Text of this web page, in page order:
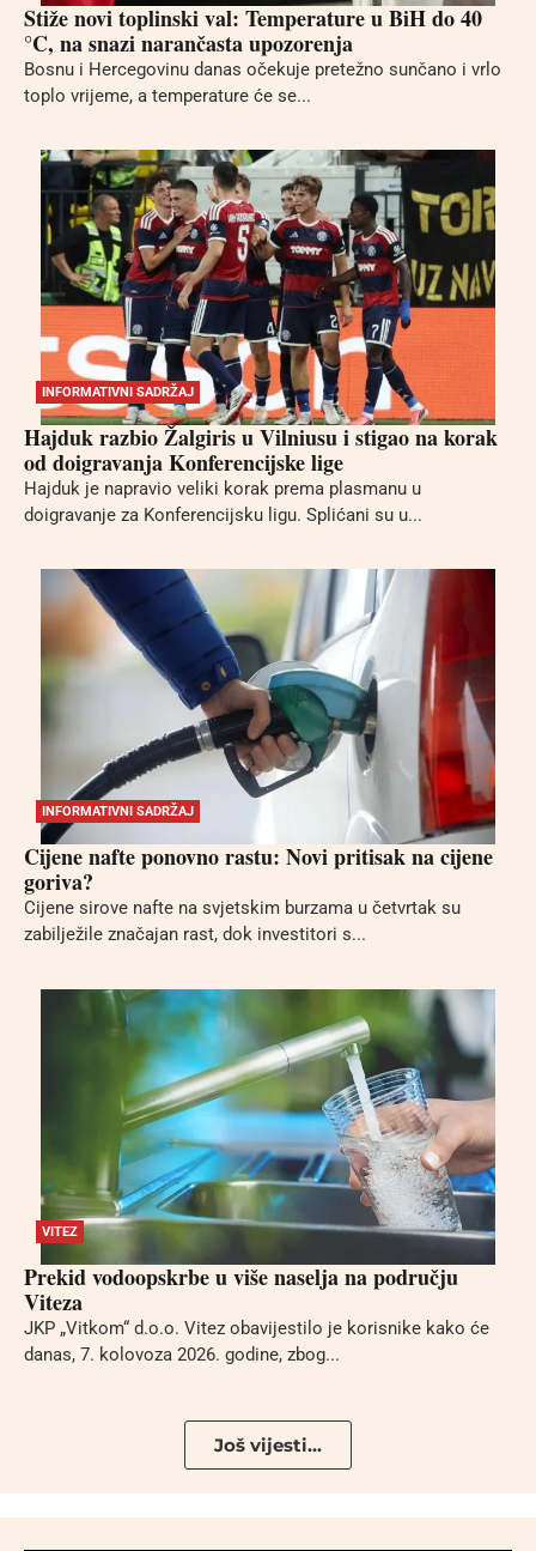
Stiže novi toplinski val: Temperature u BiH do 40
°C, na snazi narančasta upozorenja
Bosnu i Hercegovinu danas očekuje pretežno sunčano i vrlo
toplo vrijeme, a temperature će se...
INFORMATIVNI SADRŽAJ
Hajduk razbio Žalgiris u Vilniusu i stigao na korak
od doigravanja Konferencijske lige
Hajduk je napravio veliki korak prema plasmanu u
doigravanje za Konferencijsku ligu. Splićani su u...
INFORMATIVNI SADRŽAJ
Cijene nafte ponovno rastu: Novi pritisak na cijene
goriva?
Cijene sirove nafte na svjetskim burzama u četvrtak su
zabilježile značajan rast, dok investitori s...
VITEZ
Prekid vodoopskrbe u više naselja na području
Viteza
JKP „Vitkom“ d.o.o. Vitez obavijestilo je korisnike kako će
danas, 7. kolovoza 2026. godine, zbog...
Još vijesti...